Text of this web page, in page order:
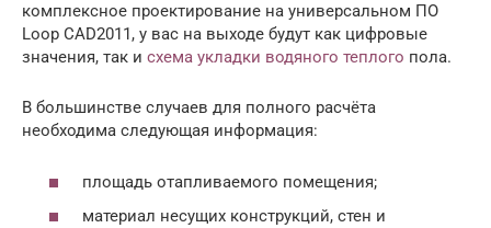
комплексное проектирование на универсальном ПО
Loop CAD2011, у вас на выходе будут как цифровые
значения, так и схема укладки водяного теплого пола.
В большинстве случаев для полного расчёта
необходима следующая информация:
площадь отапливаемого помещения;
материал несущих конструкций, стен и